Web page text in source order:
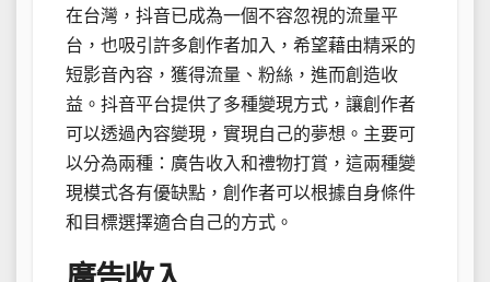
在台灣，抖音已成為一個不容忽視的流量平
台，也吸引許多創作者加入，希望藉由精采的
短影音內容，獲得流量、粉絲，進而創造收
益。抖音平台提供了多種變現方式，讓創作者
可以透過內容變現，實現自己的夢想。主要可
以分為兩種：廣告收入和禮物打賞，這兩種變
現模式各有優缺點，創作者可以根據自身條件
和目標選擇適合自己的方式。